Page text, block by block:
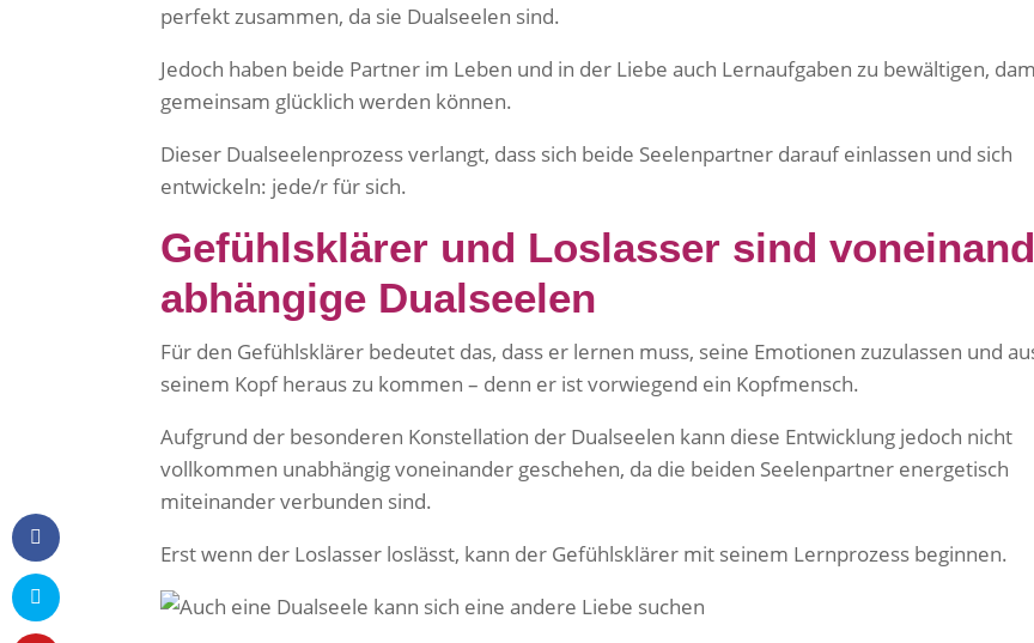
perfekt zusammen, da sie Dualseelen sind.
Jedoch haben beide Partner im Leben und in der Liebe auch Lernaufgaben zu bewältigen,
gemeinsam glücklich werden können.
Dieser Dualseelenprozess verlangt, dass sich beide Seelenpartner darauf einlassen und sich
entwickeln: jede/r für sich.
Gefühlsklärer und Loslasser sind
abhängige Dualseelen
Für den Gefühlsklärer bedeutet das, dass er lernen muss, seine Emotionen zuzulassen und
seinem Kopf heraus zu kommen – denn er ist vorwiegend ein Kopfmensch.
Aufgrund der besonderen Konstellation der Dualseelen kann diese Entwicklung jedoch nicht
vollkommen unabhängig voneinander geschehen, da die beiden Seelenpartner energetisch
miteinander verbunden sind.
Erst wenn der Loslasser loslässt, kann der Gefühlsklärer mit seinem Lernprozess beginnen.